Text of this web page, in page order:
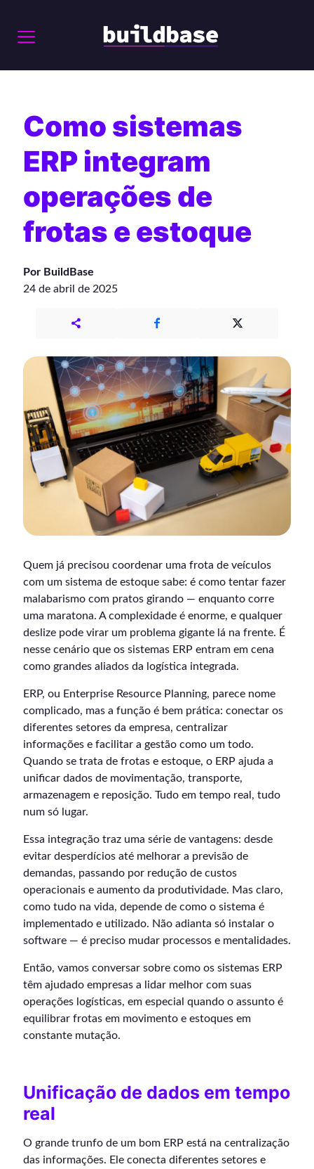
Como sistemas
ERP integram
operações de
frotas e estoque
Por BuildBase
24 de abril de 2025
Quem já precisou coordenar uma frota de veículos
com um sistema de estoque sabe: é como tentar fazer
malabarismo com pratos girando — enquanto corre
uma maratona. A complexidade é enorme, e qualquer
deslize pode virar um problema gigante lá na frente. É
nesse cenário que os sistemas ERP entram em cena
como grandes aliados da logística integrada.
ERP, ou Enterprise Resource Planning, parece nome
complicado, mas a função é bem prática: conectar os
diferentes setores da empresa, centralizar
informações e facilitar a gestão como um todo.
Quando se trata de frotas e estoque, o ERP ajuda a
unificar dados de movimentação, transporte,
armazenagem e reposição. Tudo em tempo real, tudo
num só lugar.
Essa integração traz uma série de vantagens: desde
evitar desperdícios até melhorar a previsão de
demandas, passando por redução de custos
operacionais e aumento da produtividade. Mas claro,
como tudo na vida, depende de como o sistema é
implementado e utilizado. Não adianta só instalar o
software — é preciso mudar processos e mentalidades.
Então, vamos conversar sobre como os sistemas ERP
têm ajudado empresas a lidar melhor com suas
operações logísticas, em especial quando o assunto é
equilibrar frotas em movimento e estoques em
constante mutação.
Unificação de dados em tempo
real
O grande trunfo de um bom ERP está na centralização
das informações. Ele conecta diferentes setores e